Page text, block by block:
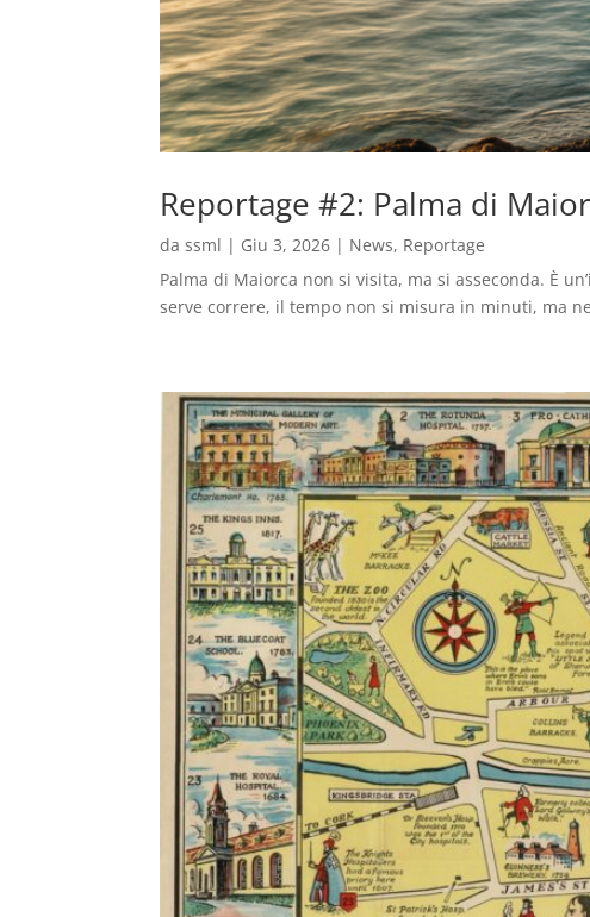
Reportage #2: Palma di
dassml | Giu 3, 2026 | News, Reportage
Palma di Maiorca non si visita, ma si asseconda. È
serve correre, il tempo non si misura in minuti, ma